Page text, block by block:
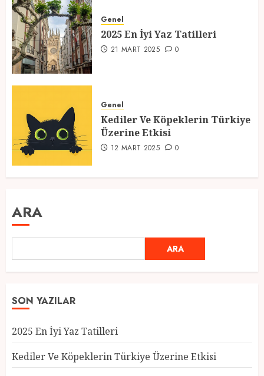
Genel
2025 En İyi Yaz Tatilleri
21 MART 2025 0
Genel
Kediler Ve Köpeklerin Türkiye
Üzerine Etkisi
12 MART 2025 0
ARA
ARA
SON YAZILAR
2025 En İyi Yaz Tatilleri
Kediler Ve Köpeklerin Türkiye Üzerine Etkisi